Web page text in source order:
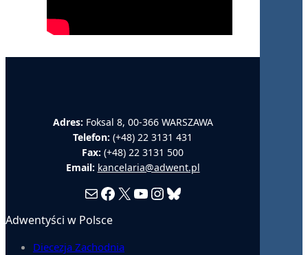
Adres: Foksal 8, 00-366 WARSZAWA
Telefon: (+48) 22 3131 431
Fax: (+48) 22 3131 500
Email: kancelaria@adwent.pl
MailFacebook
X YouTube
Instagram
Bluesky
Adwentyści w Polsce
Diecezja Zachodnia